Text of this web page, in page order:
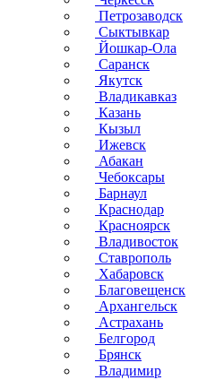
Петрозаводск
Сыктывкар
Йошкар-Ола
Саранск
Якутск
Владикавказ
Казань
Кызыл
Ижевск
Абакан
Чебоксары
Барнаул
Краснодар
Красноярск
Владивосток
Ставрополь
Хабаровск
Благовещенск
Архангельск
Астрахань
Белгород
Брянск
Владимир